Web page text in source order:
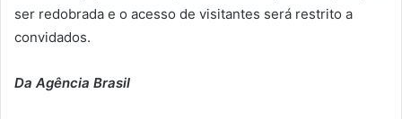
ser redobrada e o acesso de visitantes será restrito a
convidados.
Da Agência Brasil